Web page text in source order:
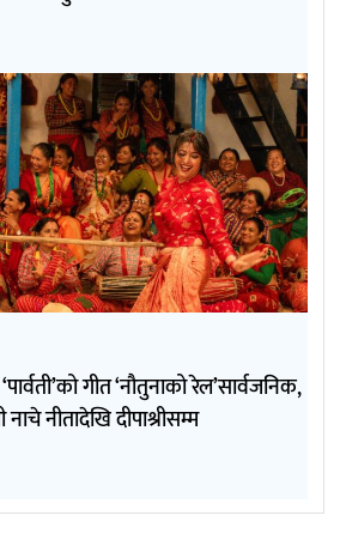
गीत ‘नौतुनाको रेल’सार्वजनिक,
नीतादेखि दीपाश्रीसम्म